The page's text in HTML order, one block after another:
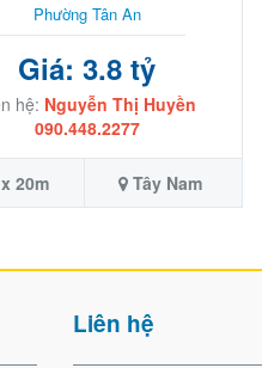
Phường Tân An
Giá: 3.8 tỷ
hệ: Nguyễn Thị Huyền
090.448.2277
20m Tây Nam
Liên hệ